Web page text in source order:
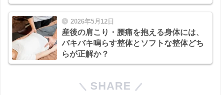
2026年5月12日
産後の肩こり・腰痛を抱える身体には、
バキバキ鳴らす整体とソフトな整体どち
らが正解か？
SHARE